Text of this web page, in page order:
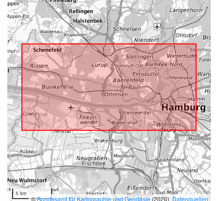
5 km
©Bundesamt für Kartographie und Geodäsie(2020),Datenquellen